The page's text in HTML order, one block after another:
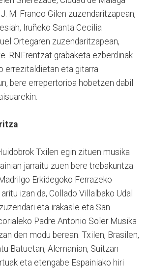
M. Franco Gilen zuzendaritzapean,
Iruñeko Santa Cecilia
Ortegaren zuzendaritzapean,
RNErentzat grabaketa ezberdinak
errezitaldietan eta gitarra
bere errepertorioa hobetzen dabil
Txilen egin zituen musika
jarraitu zuen bere trebakuntza.
Erkidegoko Ferrazeko
izan da, Collado Villalbako Udal
eta irakasle eta San
Padre Antonio Soler Musika
den modu berean. Txilen, Brasilen,
Batuetan, Alemanian, Suitzan
eta etengabe Espainiako hiri